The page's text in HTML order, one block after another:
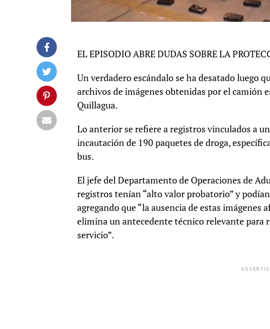
EL EPISODIO ABRE DUDAS SOBRE LA
Un verdadero escándalo se ha desatado luego
archivos de imágenes obtenidas por el camión
Quillagua.
Lo anterior se refiere a registros vinculados a
incautación de 190 paquetes de droga,
bus.
El jefe del Departamento de Operaciones de
registros tenían “alto valor probatorio” y
agregando que “la ausencia de estas
elimina un antecedente técnico relevante para
servicio”.